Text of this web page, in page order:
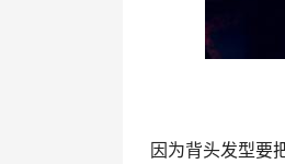
因为背头发型要